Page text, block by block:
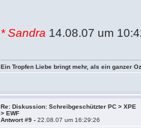
* Sandra 14.08.07 um
Ein Tropfen Liebe bringt mehr, als ein ganzer
Re: Diskussion: Schreibgeschützter PC > XPE
> EWF
Antwort #9 -22.08.07 um 16:29:26